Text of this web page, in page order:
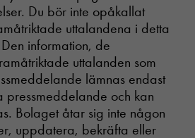
Du bör inte opåkallat
uttalandena i detta
information, de
uttalanden som
lämnas endast
och kan
Bolaget åtar sig inte någon
uppdatera, bekräfta eller